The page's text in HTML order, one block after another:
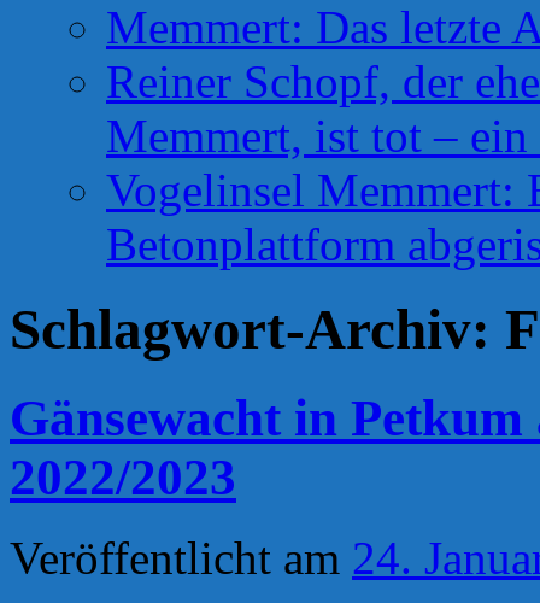
Memmert: Das letzte
Reiner Schopf, der
Memmert, ist tot –
Vogelinsel Memmert:
Betonplattform
Schlagwort-Archiv:
Gänsewacht in
2022/2023
Veröffentlicht am 24.